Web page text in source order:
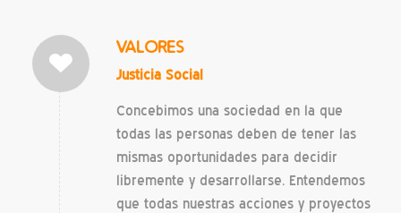
VALORES
Justicia Social
Concebimos una sociedad en la que
todas las personas deben de tener las
mismas oportunidades para decidir
libremente y desarrollarse. Entendemos
que todas nuestras acciones y proyectos